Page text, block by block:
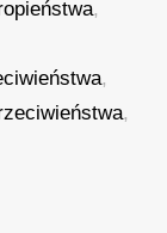
,
,
,